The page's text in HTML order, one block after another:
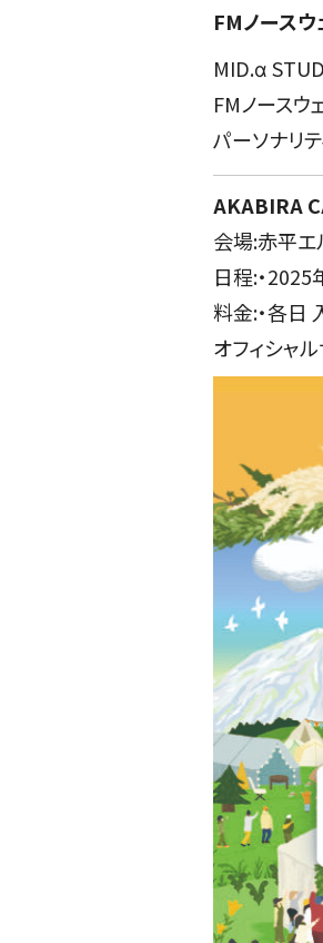
FMノース
MID.α
FMノースウ
パーソナリ
AKABIRA
会場:赤平
日程:・
料金:・各日
オフィシャ